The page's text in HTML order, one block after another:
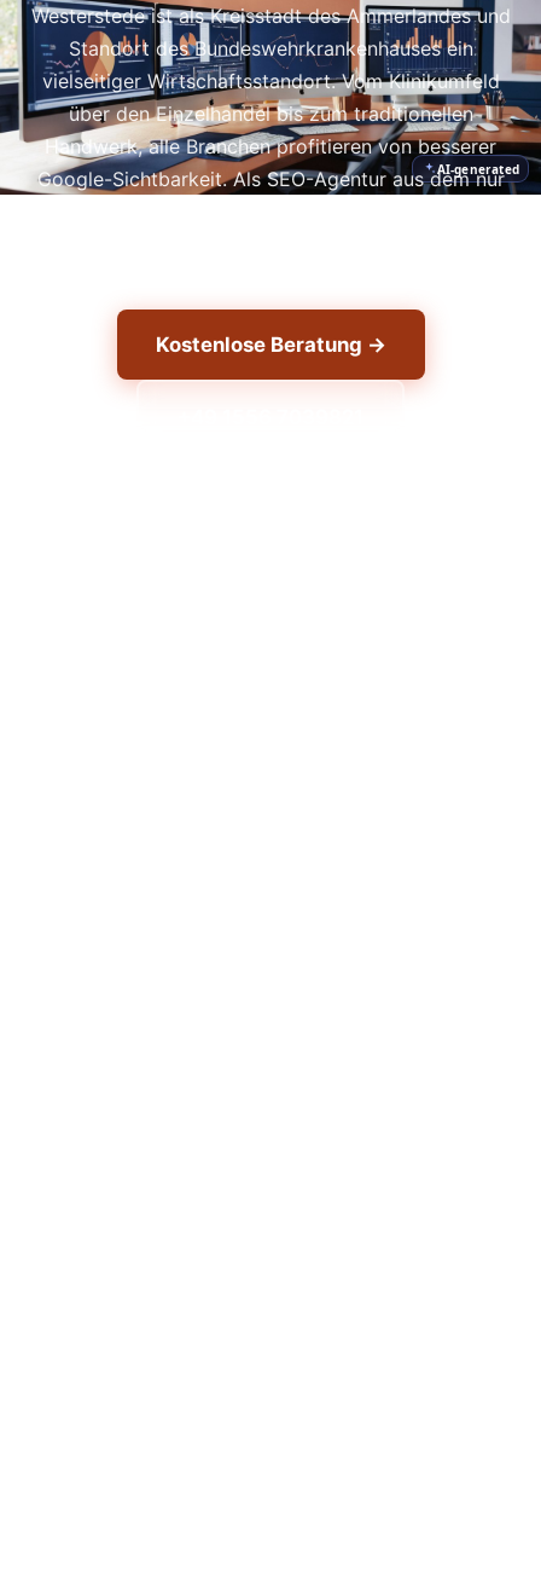
AI-generated
Westerstede ist als Kreisstadt des Ammerlandes und
Standort des Bundeswehrkrankenhauses ein
vielseitiger Wirtschaftsstandort. Vom Klinikumfeld
über den Einzelhandel bis zum traditionellen
Handwerk, alle Branchen profitieren von besserer
Google-Sichtbarkeit. Als SEO-Agentur aus dem nur
Kostenlose Beratung →